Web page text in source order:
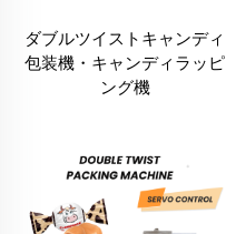
ダブルツイストキャンディ
包装機・キャンディラッピ
ング機